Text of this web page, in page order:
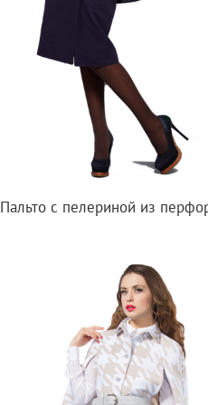
Пальто с пелериной из